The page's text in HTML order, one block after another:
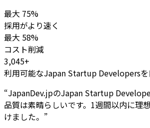
最大 75%
採用がより速く
最大 58%
コスト削減
3,045+
利用可能なJapan Startup Developers
“JapanDev.jpのJapan Startup
品質は素晴らしいです。1週間以内に理
けました。 ”